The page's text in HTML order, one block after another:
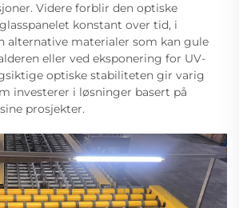
Videre forblir den optiske
konstant over tid, i
alternative materialer som kan gule
eller ved eksponering for UV-
optiske stabiliteten gir varig
investerer i løsninger basert på
prosjekter.